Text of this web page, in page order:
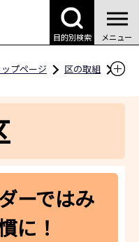
目的別検索 メニュー
プページ
区の取組
みがきを楽しく習慣
ーではみ
に！